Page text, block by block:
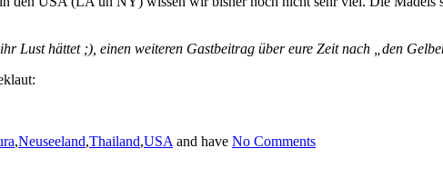
Lust hättet ;), einen weiteren Gastbeitrag über eure Zeit nach „den
,Neuseeland,Thailand,USA and have No Comments